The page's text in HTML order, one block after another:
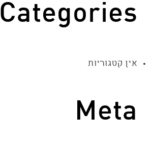
Categories
אין קטגוריות
Meta